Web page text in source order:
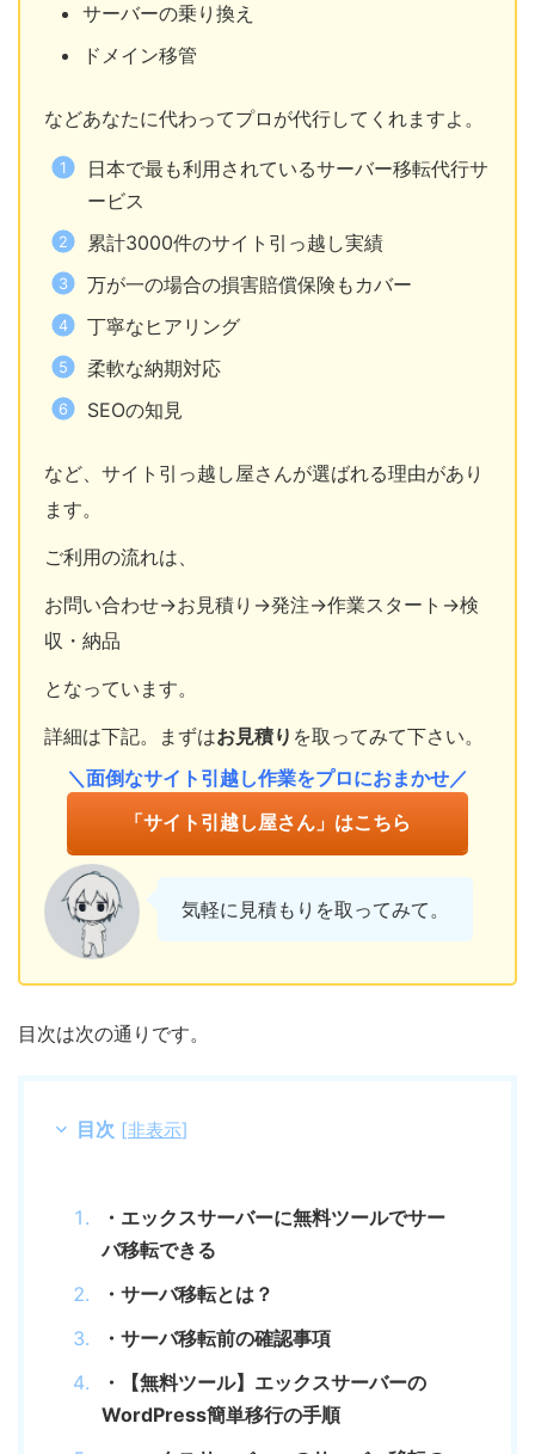
サーバーの乗り換え
ドメイン移管
などあなたに代わってプロが代行してくれますよ。
日本で最も利用されているサーバー移転代行サ
ービス
累計3000件のサイト引っ越し実績
万が一の場合の損害賠償保険もカバー
丁寧なヒアリング
柔軟な納期対応
SEOの知見
など、サイト引っ越し屋さんが選ばれる理由があり
ます。
ご利用の流れは、
お問い合わせ→お見積り→発注→作業スタート→検
収・納品
となっています。
詳細は下記。まずはお見積り を取ってみて下さい。
＼面倒なサイト引越し作業をプロにおまかせ／
「サイト引越し屋さん」はこちら
気軽に見積もりを取ってみて。
目次は次の通りです。
目次 [非表示]
・エックスサーバーに無料ツールでサー
バ移転できる
・サーバ移転とは？
・サーバ移転前の確認事項
・【無料ツール】エックスサーバーの
WordPress簡単移行の手順